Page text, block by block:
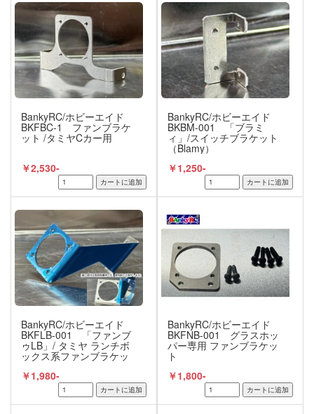
BankyRC/ホビーエイド
BKFBC-1 ファンブラケ
ット /タミヤCカー用
￥2,530-
BankyRC/ホビーエイド
BKBM-001 「ブラミ
ィ」/スイッチブラケット
（Blamy）
￥1,250-
BankyRC/ホビーエイド
BKFLB-001 「ファンブ
ゥLB」/ タミヤ ランチボ
ックス系ファンブラケッ
￥1,980-
BankyRC/ホビーエイド
BKFNB-001 グラスホッ
パー専用 ファンブラケッ
ト
￥1,800-